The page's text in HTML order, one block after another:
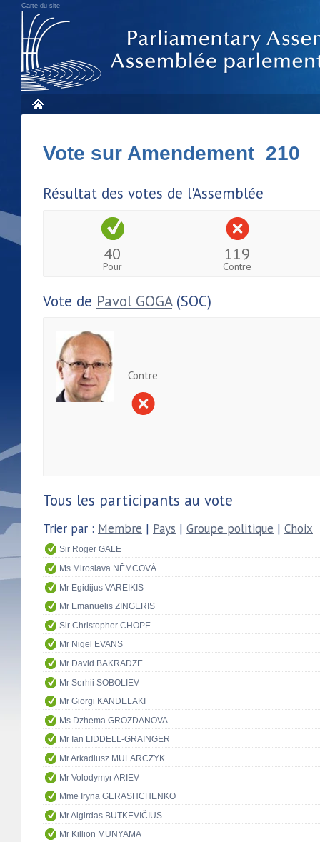
Carte du site
Vote sur Amendement 210
Résultat des votes de l'Assemblée
40
Pour
119
Contre
Vote de Pavol GOGA(SOC)
Contre
Tous les participants au vote
Trier par : Membre | Pays | Groupe politique | Choix
Sir Roger GALE
Ms Miroslava NĚMCOVÁ
Mr Egidijus VAREIKIS
Mr Emanuelis ZINGERIS
Sir Christopher CHOPE
Mr Nigel EVANS
Mr David BAKRADZE
Mr Serhii SOBOLIEV
Mr Giorgi KANDELAKI
Ms Dzhema GROZDANOVA
Mr Ian LIDDELL-GRAINGER
Mr Arkadiusz MULARCZYK
Mr Volodymyr ARIEV
Mme Iryna GERASHCHENKO
Mr Algirdas BUTKEVIČIUS
Mr Killion MUNYAMA